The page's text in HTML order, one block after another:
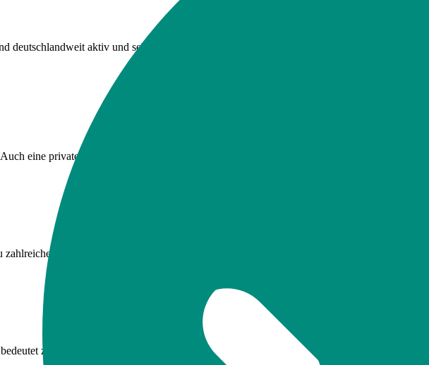
deutschlandweit aktiv und sehr gut vernetzt. Darum können wir dir viele interessante
eine private Nutzung des eigenen Company-Bikes ist möglich. Egal wie du es nutzen
zahlreiche Rabatte bei deinen Onlineeinkäufen, z. B. bei CEWE FOTOBUCH oder Jochen
z. B. bezahlte Pausen und Zulagen.